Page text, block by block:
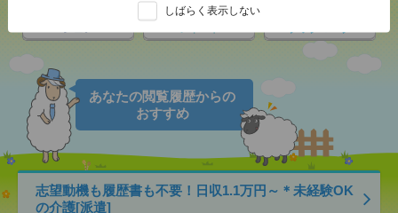
しばらく表示しない
あなたの閲覧履歴からの
おすすめ
志望動機も履歴書も不要！日収1.1万円～＊未経験OK
の介護[派遣]